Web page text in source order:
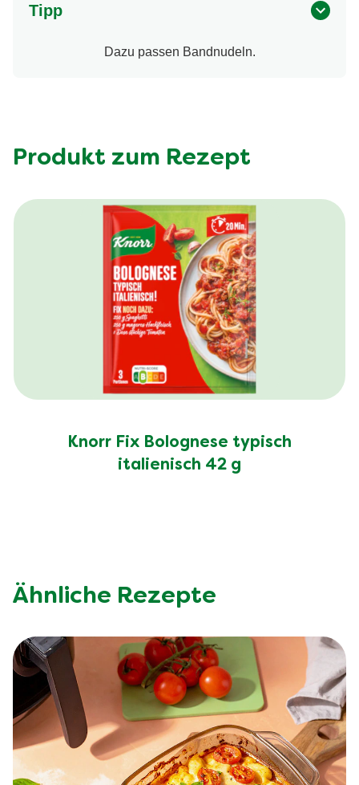
Tipp
Dazu passen Bandnudeln.
Produkt zum Rezept
Knorr Fix Bolognese typisch
italienisch 42 g
Ähnliche Rezepte